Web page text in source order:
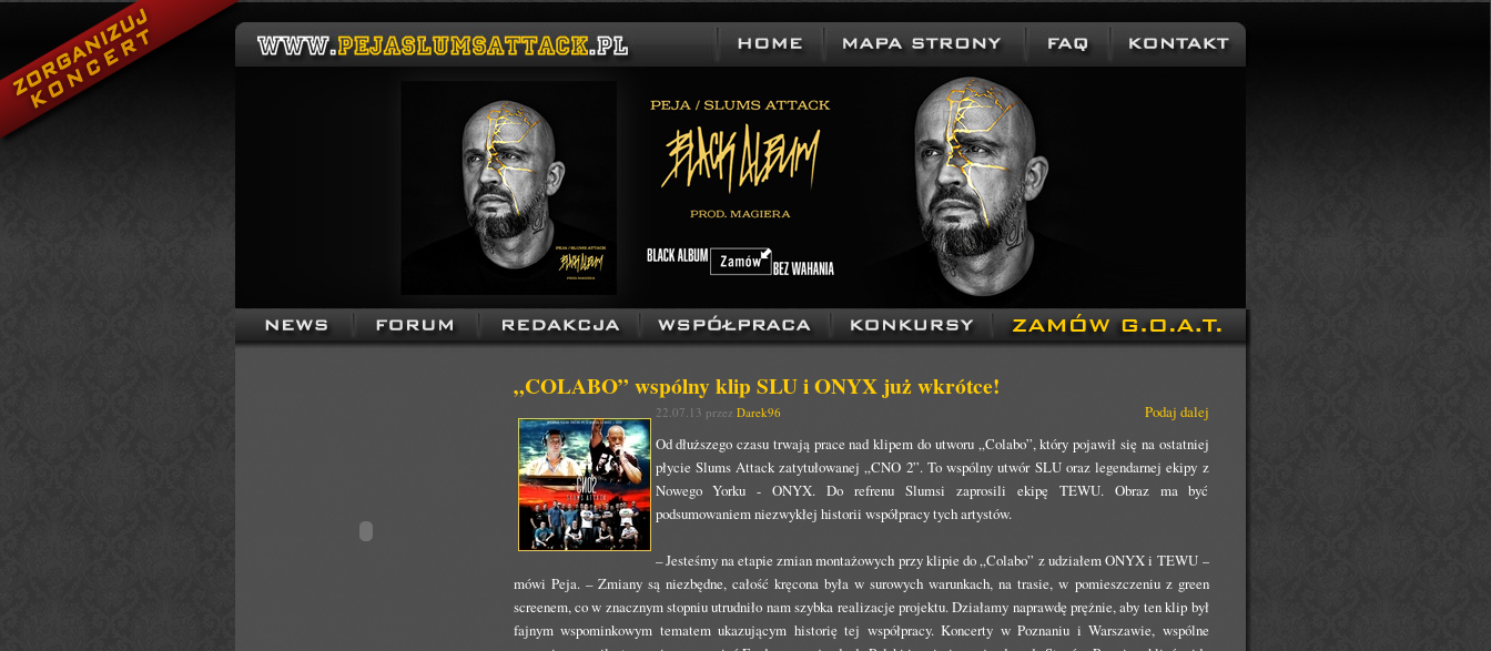
„COLABO” wspólny klip SLU i ONYX już wkrótce!
22.07.13 przez Darek96
Podaj dalej
Od dłuższego czasu trwają prace nad klipem do utworu „Colabo”, który pojawił się na ostatniej
płycie Slums Attack zatytułowanej „CNO 2”. To wspólny utwór SLU oraz legendarnej ekipy z
Nowego Yorku - ONYX. Do refrenu Slumsi zaprosili ekipę TEWU. Obraz ma być
podsumowaniem niezwykłej historii współpracy tych artystów.
– Jesteśmy na etapie zmian montażowych przy klipie do „Colabo” z udziałem ONYX i TEWU –
mówi Peja. – Zmiany są niezbędne, całość kręcona była w surowych warunkach, na trasie, w pomieszczeniu z green
screenem, co w znacznym stopniu utrudniło nam szybka realizacje projektu. Działamy naprawdę prężnie, aby ten klip był
fajnym wspominkowym tematem ukazującym historię tej współpracy. Koncerty w Poznaniu i Warszawie, wspólne